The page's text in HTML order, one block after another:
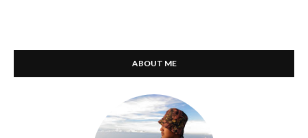
ABOUT ME